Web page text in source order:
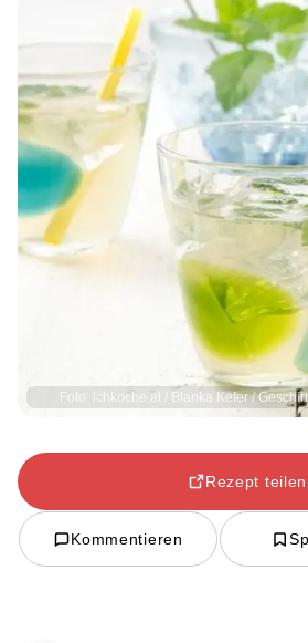
Foto: ichkoche.at / Blanka Kefer /
Rezept teilen
Kommentieren